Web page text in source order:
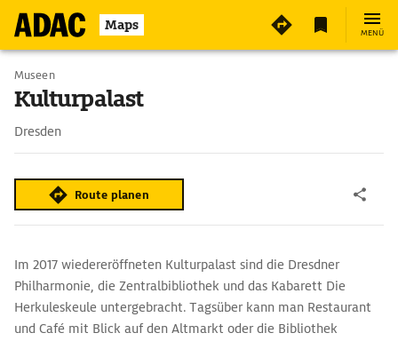
Maps MENÜ
Museen
Kulturpalast
Dresden
Route planen
Im 2017 wiedereröffneten Kulturpalast sind die Dresdner
Philharmonie, die Zentralbibliothek und das Kabarett Die
Herkuleskeule untergebracht. Tagsüber kann man Restaurant
und Café mit Blick auf den Altmarkt oder die Bibliothek